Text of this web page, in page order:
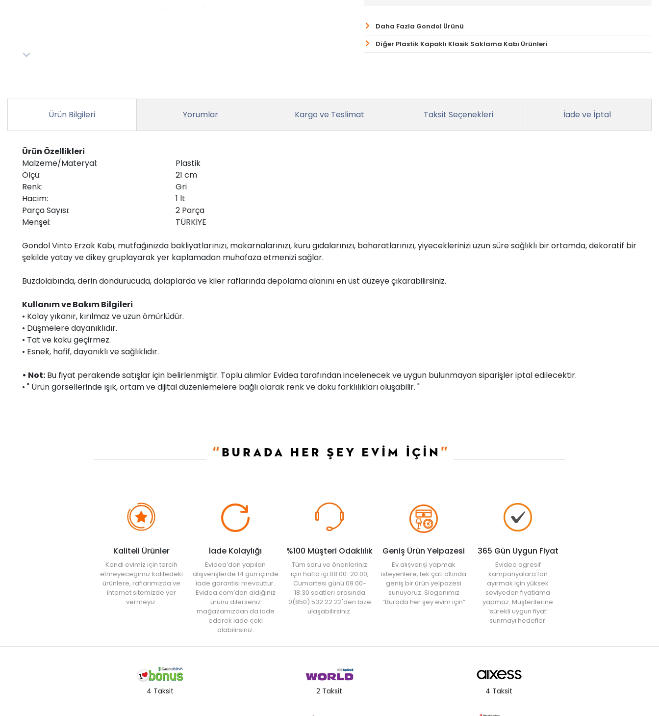
Daha Fazla Gondol Ürünü
Diğer Plastik Kapaklı Klasik Saklama Kabı Ürünleri
Ürün Bilgileri Yorumlar Kargo ve Teslimat Taksit Seçenekleri İade ve İptal
Ürün Özellikleri
Malzeme/Materyal:
Plastik
Ölçü:
21 cm
Renk:
Gri
Hacim:
1 lt
Parça Sayısı:
2 Parça
Menşei:
TÜRKİYE
Gondol Vinto Erzak Kabı, mutfağınızda bakliyatlarınızı, makarnalarınızı, kuru gıdalarınızı, baharatlarınızı, yiyeceklerinizi uzun süre sağlıklı bir ortamda, dekoratif bir
şekilde yatay ve dikey gruplayarak yer kaplamadan muhafaza etmenizi sağlar.
Buzdolabında, derin dondurucuda, dolaplarda ve kiler raflarında depolama alanını en üst düzeye çıkarabilirsiniz.
Kullanım ve Bakım Bilgileri
• Kolay yıkanır, kırılmaz ve uzun ömürlüdür.
• Düşmelere dayanıklıdır.
• Tat ve koku geçirmez.
• Esnek, hafif, dayanıklı ve sağlıklıdır.
• Not: Bu fiyat perakende satışlar için belirlenmiştir. Toplu alımlar Evidea tarafından incelenecek ve uygun bulunmayan siparişler iptal edilecektir.
• " Ürün görsellerinde ışık, ortam ve dijital düzenlemelere bağlı olarak renk ve doku farklılıkları oluşabilir. "
Kaliteli Ürünler
Kendi evimiz için tercih
etmeyeceğimiz kalitedeki
ürünlere, raflarımızda ve
internet sitemizde yer
vermeyiz.
İade Kolaylığı
Evidea’dan yapılan
alışverişlerde 14 gün içinde
iade garantisi mevcuttur.
Evidea.com’dan aldığınız
ürünü dilerseniz
mağazamızdan da iade
ederek iade çeki
alabilirsiniz.
%100 Müşteri Odaklılık
Tüm soru ve önerileriniz
için hafta içi 08:00-20:00,
Cumartesi günü 09:00-
18:30 saatleri arasında
0(850) 532 22 22'den bize
ulaşabilirsiniz.
Geniş Ürün Yelpazesi
Ev alışverişi yapmak
isteyenlere, tek çatı altında
geniş bir ürün yelpazesi
sunuyoruz. Sloganımız
“Burada her şey evim için”
365 Gün Uygun Fiyat
Evidea agresif
kampanyalara fon
ayırmak için yüksek
seviyeden fiyatlama
yapmaz. Müşterilerine
‘sürekli uygun fiyat’
sunmayı hedefler.
4 Taksit 2 Taksit 4 Taksit